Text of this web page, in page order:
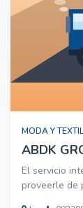
MODA Y
ABDK
El servicio
proveerle de